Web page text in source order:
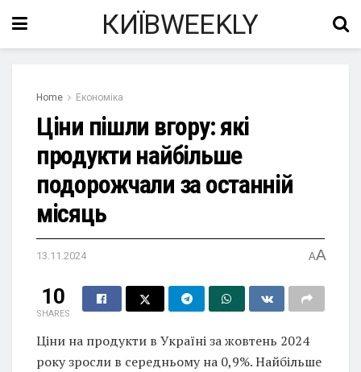
КИЇВWEEKLY
Home Економіка
Ціни пішли вгору: які
продукти найбільше
подорожчали за останній
місяць
13.11.2024 AA
10
SHARES
Ціни на продукти в Україні за жовтень 2024
року зросли в середньому на 0,9%. Найбільше